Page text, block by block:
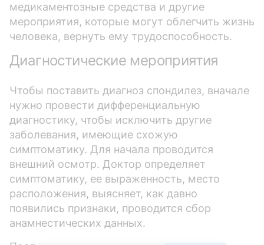
медикаментозные средства и другие
мероприятия, которые могут облегчить жизнь
человека, вернуть ему трудоспособность.
Диагностические мероприятия
Чтобы поставить диагноз спондилез, вначале
нужно провести дифференциальную
диагностику, чтобы исключить другие
заболевания, имеющие схожую
симптоматику. Для начала проводится
внешний осмотр. Доктор определяет
симптоматику, ее выраженность, место
расположения, выясняет, как давно
появились признаки, проводится сбор
анамнестических данных.